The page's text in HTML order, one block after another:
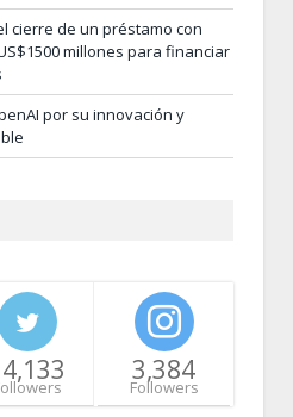
cierre de un préstamo con
millones para financiar
por su innovación y
3,384
Followers